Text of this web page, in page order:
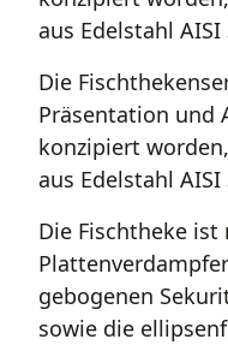
aus Edelstahl
Die
Präsentation und
konzipiert
aus Edelstahl
Die Fischtheke
gebogenen
sowie die